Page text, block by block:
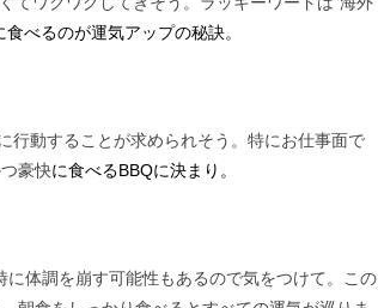
べるのが運気アップの秘訣。
行動することが求められそう。特にお仕事面で
豪快に食べるBBQに決まり。
体調を崩す可能性もあるので気をつけて。この